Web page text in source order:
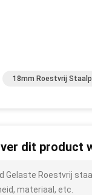
18mm Roestvrij
dit product
Gelaste Roestvrij
materiaal, etc.